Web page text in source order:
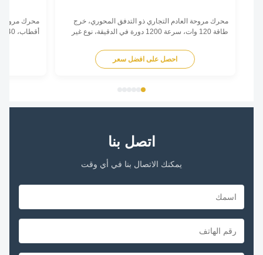
محرك مروحة العادم التجاري ذو التدفق المحوري، خرج
طاقة 120 وات، سرعة 1200 دورة في الدقيقة، نوع غير
لتطبيقات التهوية التجارية.
احصل على افضل سعر
اتصل بنا
يمكنك الاتصال بنا في أي وقت